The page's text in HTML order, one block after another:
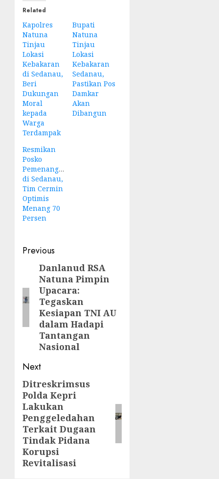
Related
Kapolres
Natuna
Tinjau
Lokasi
Kebakaran
di Sedanau,
Beri
Dukungan
Moral
kepada
Warga
Terdampak
Bupati
Natuna
Tinjau
Lokasi
Kebakaran
Sedanau,
Pastikan Pos
Damkar
Akan
Dibangun
Resmikan
Posko
Pemenangan
di Sedanau,
Tim Cermin
Optimis
Menang 70
Persen
Post
navigation
Previous
Previous
post:
Danlanud RSA
Natuna Pimpin
Upacara:
Tegaskan
Kesiapan TNI AU
dalam Hadapi
Tantangan
Nasional
Next
Next
post:
Ditreskrimsus
Polda Kepri
Lakukan
Penggeledahan
Terkait Dugaan
Tindak Pidana
Korupsi
Revitalisasi